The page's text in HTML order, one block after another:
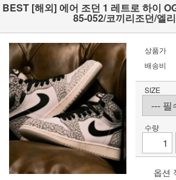
BEST [해외] 에어 조던 1 레트로 하이
85-052/코끼리조던/엘
상품가
배송비
SIZE
수량
옵션